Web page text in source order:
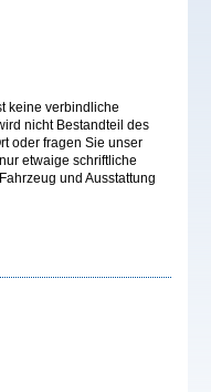
keine verbindliche
nicht Bestandteil des
oder fragen Sie unser
etwaige schriftliche
und Ausstattung